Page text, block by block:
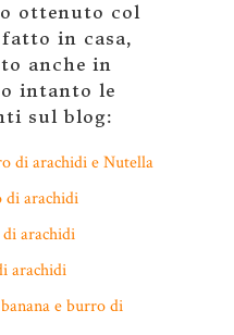
ottenuto col
in casa,
anche in
intanto le
sul blog:
di arachidi e Nutella
di arachidi
arachidi
arachidi
e burro di